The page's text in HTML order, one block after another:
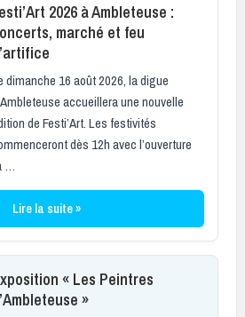
2026 à Ambleteuse :
marché et feu
dimanche 16 août 2026, la digue
accueillera une nouvelle
de Festi’Art. Les festivités
dès 12h avec l’ouverture
…
Lire la suite »
« Les Peintres
»